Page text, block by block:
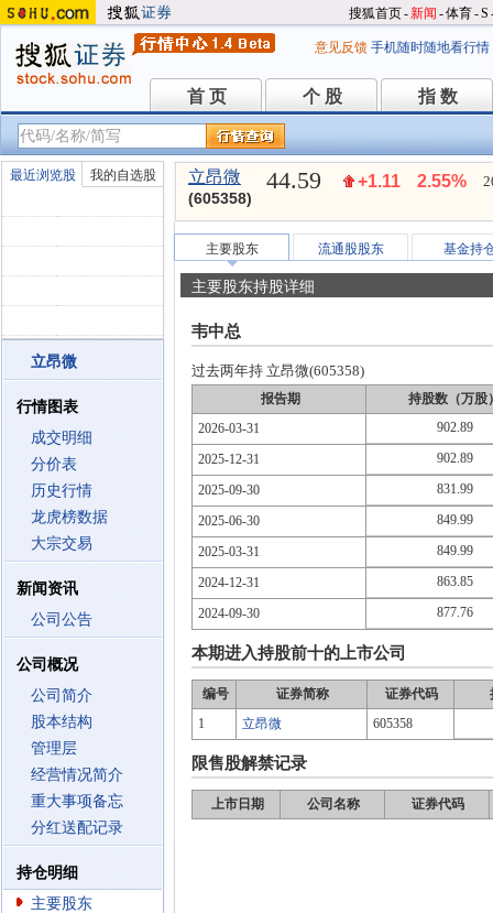
搜狐首页-新闻 -体育-S
意见反馈 手机随时随地看行情
首 页
首 页 个 股
个 股 指 数
指 数
最近浏览股 我的自选股
立昂微
行情图表
成交明细
分价表
历史行情
龙虎榜数据
大宗交易
新闻资讯
公司公告
公司概况
公司简介
股本结构
管理层
经营情况简介
重大事项备忘
分红送配记录
持仓明细
主要股东
立昂微
(605358)
44.59 +1.11 2.55%
主要股东 流通股股东 基金持
主要股东持股详细
韦中总
过去两年持 立昂微(605358)
报告期
持股数（万股
2026-03-31
902.89
2025-12-31 902.89
2025-09-30 831.99
2025-06-30 849.99
2025-03-31 849.99
2024-12-31 863.85
2024-09-30 877.76
本期进入持股前十的上市公司
编号 证券简称 证券代码
1
立昂微 605358
限售股解禁记录
上市日期 公司名称 证券代码